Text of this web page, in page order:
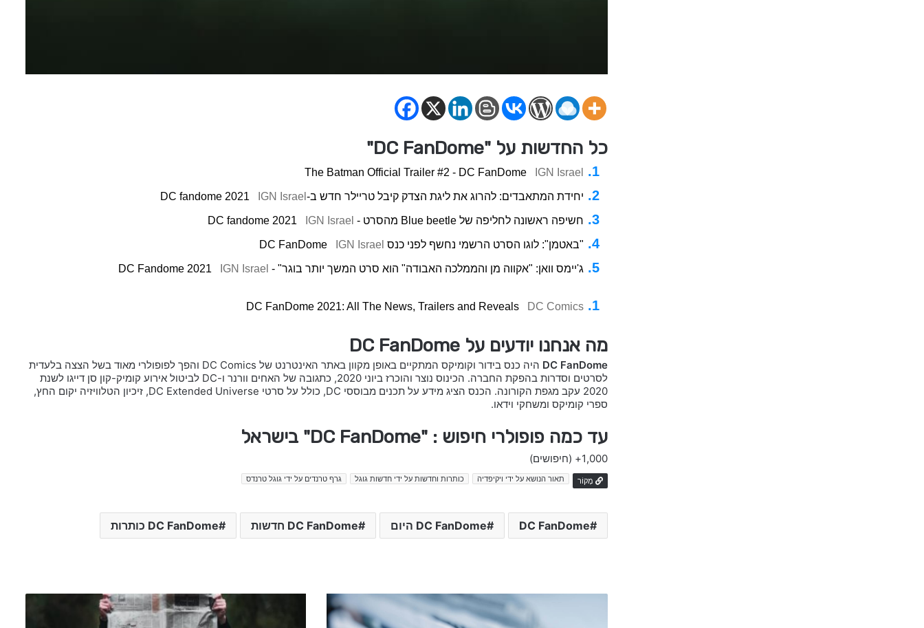
כל החדשות על "DC FanDome"
The Batman Official Trailer #2 - DC FanDome IGN Israel
יחידת המתאבדים: להרוג את ליגת הצדק קיבל טריילר חדש ב-DC fandome 2021 IGN Israel
חשיפה ראשונה לחליפה של Blue beetle מהסרט - DC fandome 2021 IGN Israel
"באטמן": לוגו הסרט הרשמי נחשף לפני כנס DC FanDome IGN Israel
ג'יימס וואן: "אקווה מן והממלכה האבודה" הוא סרט המשך יותר בוגר" - DC Fandome 2021 IGN Israel
DC FanDome 2021: All The News, Trailers and Reveals DC Comics
מה אנחנו יודעים על DC FanDome
DC FanDome
היה כנס בידור וקומיקס המתקיים באופן מקוון באתר האינטרנט של DC Comics והפך לפופולרי מאוד בשל הצצה בלעדית
לסרטים וסדרות בהפקת החברה. הכינוס נוצר והוכרז ביוני 2020, כתגובה של האחים וורנר ו-DC לביטול אירוע קומיק-קון סן דייגו לשנת
2020 עקב מגפת הקורונה. הכנס הציג מידע על תכנים מבוססי DC, כולל על סרטי DC Extended Universe, זיכיון הטלוויזיה יקום החץ,
ספרי קומיקס ומשחקי וידאו.
עד כמה פופולרי חיפוש : "DC FanDome" בישראל
1,000+ (חיפושים)
מָקוֹר תאור הנושא על ידי ויקיפדיה כותרות וחדשות על ידי חדשות גוגל גרף טרנדים על ידי גוגל טרנדס
DC FanDome DC FanDome היום DC FanDome חדשות DC FanDome כותרות